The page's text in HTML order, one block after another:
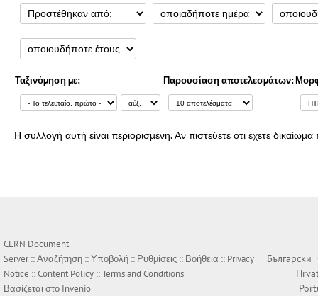
Ταξινόμηση με: Παρουσίαση αποτελεσμάτων:
Η συλλογή αυτή είναι περιορισμένη. Αν πιστεύετε οτι έχετε
CERN Document
Server ::Αναζήτηση ::Υποβολή :: Ρυθμίσεις :: Βοήθεια :: Privacy
Notice ::Content Policy ::Terms and Conditions
Βασίζεται στο Invenio
Български